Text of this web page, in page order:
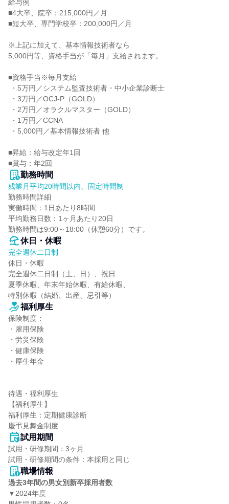
給与例
■4大卒、院卒：215,000円／月
■短大卒、専門学校卒：200,000円／月
※上記に加えて、基本情報技術者なら
5,000円等、資格手当が「毎月」支給されます。
■資格手当※毎月支給
■昇給：給与改定年1回
■賞与：年2回
勤務時間
残業月平均20時間以内、固定時間制
勤務時間詳細
実働時間：1日あたり8時間
平均勤務日数：1ヶ月あたり20日
勤務時間は9:00～18:00（休憩60分）です。
休日・休暇
完全週休二日制
休日・休暇
完全週休二日制（土、日）、祝日
夏季休暇、年末年始休暇、有給休暇、
特別休暇（結婚、出産、忌引等）
福利厚生
保険制度：
・雇用保険
・労災保険
・健康保険
・厚生年金
待遇・福利厚生
【福利厚生】
福利厚生：定期健康診断
慶弔見舞金制度
試用期間
試用・研修期間：3ヶ月
職場情報
過去3年間の男女別新卒採用者数
▼2024年度